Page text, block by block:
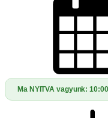
Ma NYITVA vagyunk: